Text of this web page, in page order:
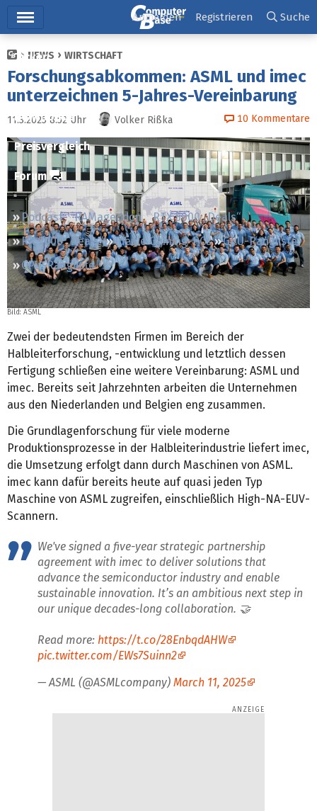
Ticker
Tests
Downloads
Preisvergleich
Forum
Podcast RAMageddon
RTX 5000 „Deals“
RX 9000 „Deals“
Ideale Gaming-PCs
GPU-Rangliste
CPU-Rangliste
Anmelden Registrieren Suche
NEWS WIRTSCHAFT
Forschungsabkommen: ASML und imec
unterzeichnen 5-Jahres-Vereinbarung
11.3.2025 8:52 Uhr Volker Rißka 10 Kommentare
Bild: ASML
Zwei der bedeutendsten Firmen im Bereich der
Halbleiterforschung, -entwicklung und letztlich dessen
Fertigung schließen eine weitere Vereinbarung: ASML und
imec. Bereits seit Jahrzehnten arbeiten die Unternehmen
aus den Niederlanden und Belgien eng zusammen.
Die Grundlagenforschung für viele moderne
Produktionsprozesse in der Halbleiterindustrie liefert imec,
die Umsetzung erfolgt dann durch Maschinen von ASML.
imec kann dafür bereits heute auf quasi jeden Typ
Maschine von ASML zugreifen, einschließlich High-NA-EUV-
Scannern.
We've signed a five-year strategic partnership
agreement with imec to deliver solutions that
advance the semiconductor industry and enable
sustainable innovation. It’s an ambitious next step in
our unique decades-long collaboration. 🤝
Read more: https://t.co/28EnbqdAHW
pic.twitter.com/EWs7Suinn2
— ASML (@ASMLcompany)March 11, 2025